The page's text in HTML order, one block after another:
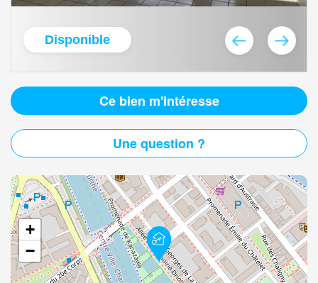
Disponible
Ce bien m'intéresse
Une question ?
+
−